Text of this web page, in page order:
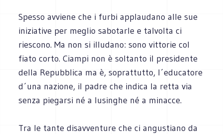
Spesso avviene che i furbi applaudano alle sue
iniziative per meglio sabotarle e talvolta ci
riescono. Ma non si illudano: sono vittorie col
fiato corto. Ciampi non è soltanto il presidente
della Repubblica ma è, soprattutto, l´educatore
d´una nazione, il padre che indica la retta via
senza piegarsi né a lusinghe né a minacce.
Tra le tante disavventure che ci angustiano da